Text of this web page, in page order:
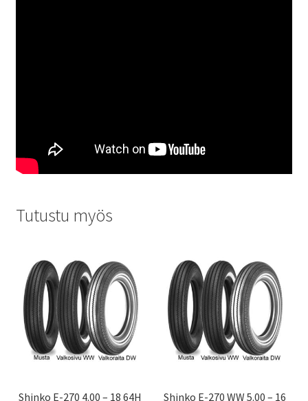
Tutustu myös
Shinko E-270 4.00 – 18 64H Shinko E-270 WW 5.00 – 16